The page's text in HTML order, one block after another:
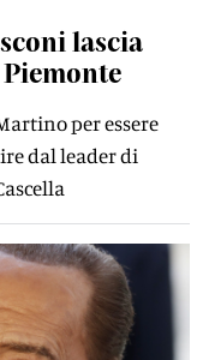
lascia
per essere
dal leader di